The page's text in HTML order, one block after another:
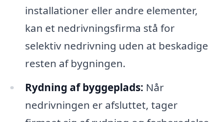
installationer eller andre elementer,
kan et nedrivningsfirma stå for
selektiv nedrivning uden at beskadige
resten af bygningen.
Rydning af byggeplads: Når
nedrivningen er afsluttet, tager